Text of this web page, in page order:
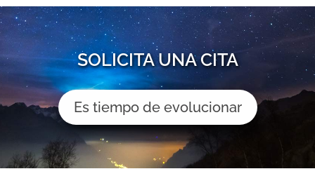
SOLICITA UNA CITA
Es tiempo de evolucionar